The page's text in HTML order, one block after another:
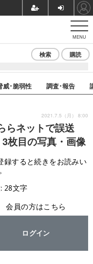
MENU
検索 購読
威･脆弱性 調査･報告
らネットで誤送
枚目の写真・画像
2021.7.5（月） 8:00
録すると続きをお読みい
28文字
会員の方はこちら
ログイン